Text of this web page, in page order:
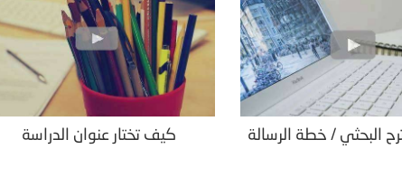
البحثي / خطة الرسالة كيف تختار عنوان الدراسة